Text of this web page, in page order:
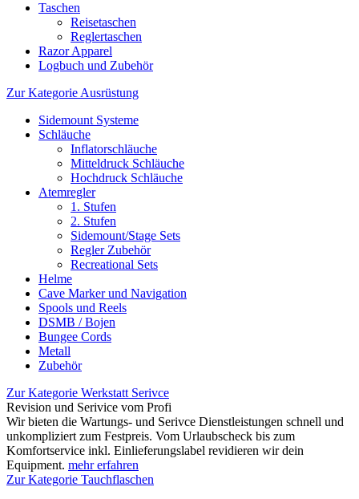
Taschen
Reisetaschen
Reglertaschen
Razor Apparel
Logbuch und Zubehör
Zur Kategorie Ausrüstung
Sidemount Systeme
Schläuche
Inflatorschläuche
Mitteldruck Schläuche
Hochdruck Schläuche
Atemregler
1. Stufen
2. Stufen
Sidemount/Stage Sets
Regler Zubehör
Recreational Sets
Helme
Cave Marker und Navigation
Spools und Reels
DSMB / Bojen
Bungee Cords
Metall
Zubehör
Zur Kategorie Werkstatt Serivce
Revision und Serivice vom Profi
Wir bieten die Wartungs- und Serivce Dienstleistungen schnell und
unkompliziert zum Festpreis. Vom Urlaubscheck bis zum
Komfortservice inkl. Einlieferungslabel revidieren wir dein
Equipment. mehr erfahren
Zur Kategorie Tauchflaschen